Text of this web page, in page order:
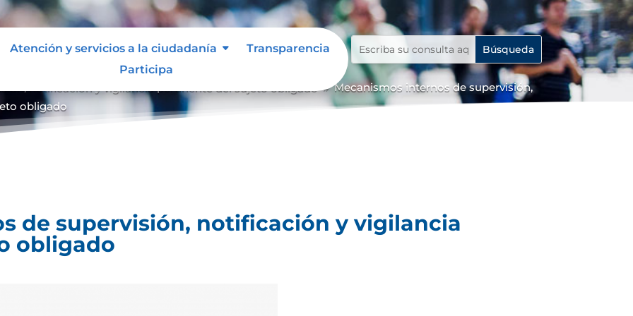
Atención y servicios a la ciudadanía
Transparencia
Participa
notificación y vigilancia pertinente del sujeto obligado 9 Mecanismos internos de supervisión,
obligado
de supervisión, notificación y vigilancia
obligado